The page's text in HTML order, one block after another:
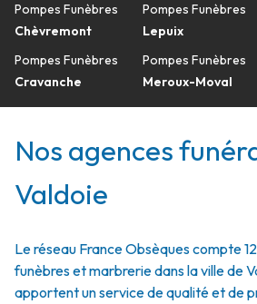
Pompes Funèbres
Chèvremont
Pompes Funèbres
Cravanche
Pompes Funèbres
Lepuix
Pompes Funèbres
Meroux-Moval
Nos agences
Valdoie
Le réseau France Obsèques compte
funèbres et marbrerie dans la ville de
apportent un service de qualité et de